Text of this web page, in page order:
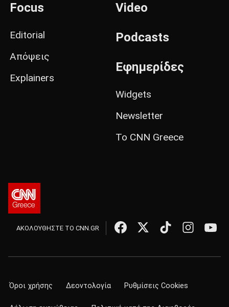
Focus
Editorial
Απόψεις
Explainers
Video
Podcasts
Εφημερίδες
Widgets
Newsletter
Το CNN Greece
ΑΚΟΛΟΥΘΗΣΤΕ ΤΟ CNN.GR
Όροι χρήσης Δεοντολογία Ρυθμίσεις Cookies